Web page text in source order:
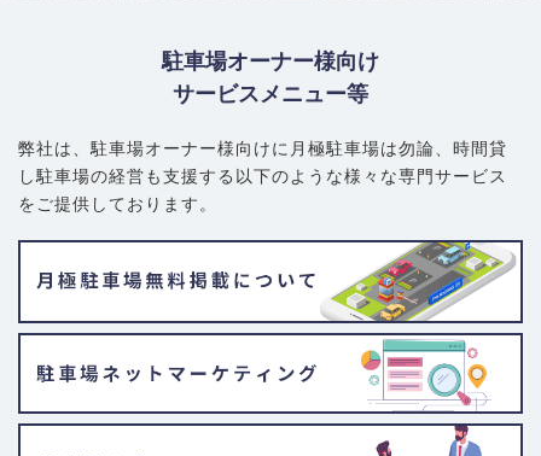
駐車場オーナー様向け
サービスメニュー等
弊社は、駐車場オーナー様向けに月極駐車場は勿論、 時間貸
し駐車場の経営も支援する以下のような様々な専門サービス
をご提供しております。